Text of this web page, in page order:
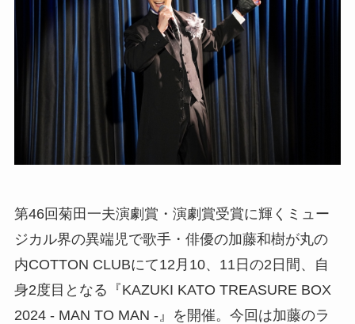
第46回菊田一夫演劇賞・演劇賞受賞に輝くミュー
ジカル界の異端児で歌手・俳優の加藤和樹が丸の
内COTTON CLUBにて12月10、11日の2日間、自
身2度目となる『KAZUKI KATO TREASURE BOX
2024 - MAN TO MAN -』を開催。今回は加藤のラ